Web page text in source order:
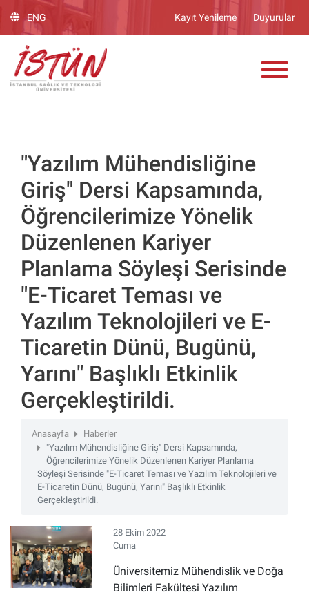
dikkat:
web
sitesinde,
erişilebilirliği
BiClick"
sistemi
bulunur.
ENG Kayıt Yenileme Duyurular
"Yazılım Mühendisliğine
Giriş" Dersi Kapsamında,
Öğrencilerimize Yönelik
Düzenlenen Kariyer
Planlama Söyleşi Serisinde
"E-Ticaret Teması ve
Yazılım Teknolojileri ve E-
Ticaretin Dünü, Bugünü,
Yarını" Başlıklı Etkinlik
Gerçekleştirildi.
Anasayfa
Haberler
"Yazılım Mühendisliğine Giriş" Dersi Kapsamında,
Öğrencilerimize Yönelik Düzenlenen Kariyer Planlama
Söyleşi Serisinde "E-Ticaret Teması ve Yazılım Teknolojileri ve
E-Ticaretin Dünü, Bugünü, Yarını" Başlıklı Etkinlik
Gerçekleştirildi.
28 Ekim 2022
Cuma
Üniversitemiz Mühendislik ve Doğa
Bilimleri Fakültesi Yazılım